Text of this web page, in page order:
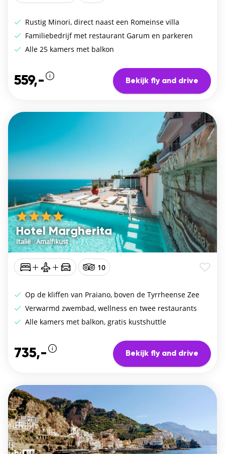
Rustig Minori, direct naast een Romeinse villa
Familiebedrijf met restaurant Garum en parkeren
Alle 25 kamers met balkon
559,- Bekijk fly and drive
Hotel Margherita
Italië/Amalfikust
10
Op de kliffen van Praiano, boven de Tyrrheense Zee
Verwarmd zwembad, wellness en twee restaurants
Alle kamers met balkon, gratis kustshuttle
735,- Bekijk fly and drive